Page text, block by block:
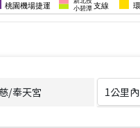
/奉天宮 1公里內